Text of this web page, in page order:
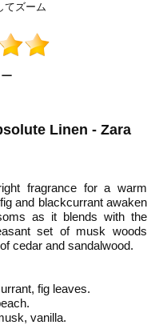
てズーム
Linen - Zara
fragrance for a warm
and blackcurrant awaken
as it blends with the
set of musk woods
cedar and sandalwood.
fig leaves.
vanilla.